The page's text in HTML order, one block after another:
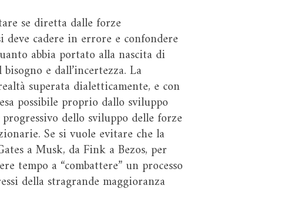
se diretta dalle forze
cadere in errore e confondere
abbia portato alla nascita di
e dall’incertezza. La
superata dialetticamente, e con
possibile proprio dallo sviluppo
dello sviluppo delle forze
Se si vuole evitare che la
a Musk, da Fink a Bezos, per
tempo a “combattere” un processo
della stragrande maggioranza